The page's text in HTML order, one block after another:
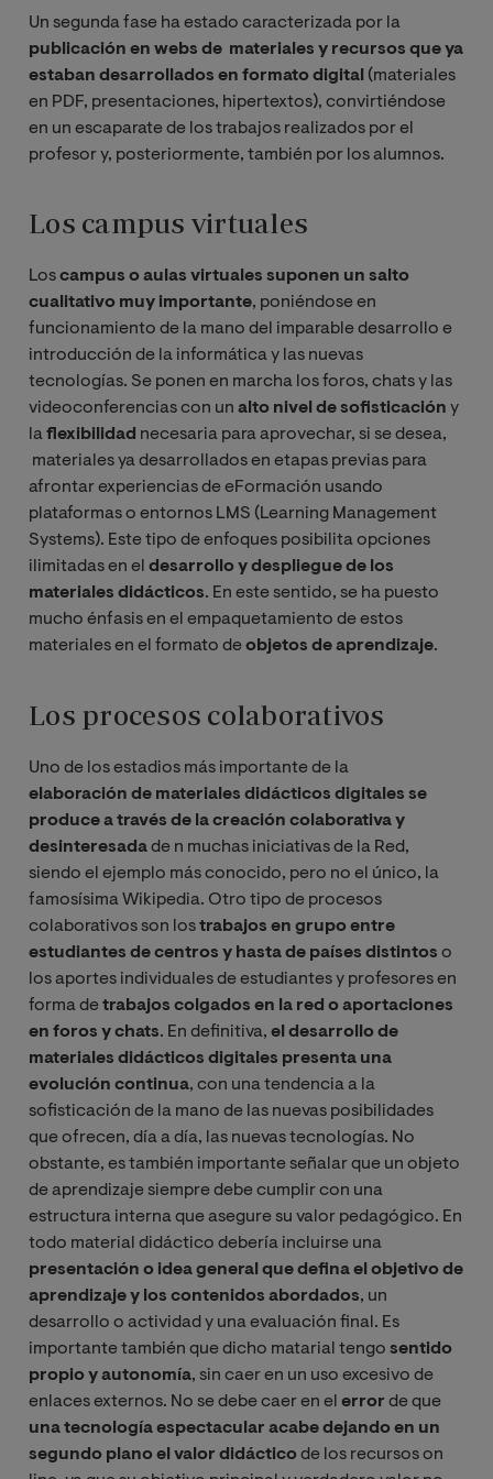
Un segunda fase ha estado caracterizada por la
publicación en webs de materiales y recursos que ya
estaban desarrollados en formato digital (materiales
en PDF, presentaciones, hipertextos), convirtiéndose
en un escaparate de los trabajos realizados por el
profesor y, posteriormente, también por los alumnos.
Los campus virtuales
Loscampus o aulas virtuales suponen un salto
cualitativo muy importante, poniéndose en
funcionamiento de la mano del imparable desarrollo e
introducción de la informática y las nuevas
tecnologías. Se ponen en marcha los foros, chats y las
videoconferencias con un alto nivel de sofisticación y
laflexibilidad necesaria para aprovechar, si se desea,
materiales ya desarrollados en etapas previas para
afrontar experiencias de eFormación usando
plataformas o entornos LMS (Learning Management
Systems). Este tipo de enfoques posibilita opciones
ilimitadas en el desarrollo y despliegue de los
materiales didácticos. En este sentido, se ha puesto
mucho énfasis en el empaquetamiento de estos
materiales en el formato deobjetos de aprendizaje.
Los procesos colaborativos
Uno de los estadios más importante de la
elaboración de materiales didácticos digitales se
produce a través de la creación colaborativa y
desinteresadade n muchas iniciativas de la Red,
siendo el ejemplo más conocido, pero no el único, la
famosísima Wikipedia. Otro tipo de procesos
colaborativos son lostrabajos en grupo entre
estudiantes de centros y hasta de países distintos o
los aportes individuales de estudiantes y profesores en
forma detrabajos colgados en la red o aportaciones
en foros y chats. En definitiva, el desarrollo de
materiales didácticos digitales presenta una
evolución continua, con una tendencia a la
sofisticación de la mano de las nuevas posibilidades
que ofrecen, día a día, las nuevas tecnologías. No
obstante, es también importante señalar que un objeto
de aprendizaje siempre debe cumplir con una
estructura interna que asegure su valor pedagógico. En
todo material didáctico debería incluirse una
presentación o idea general que defina el objetivo de
aprendizaje y los contenidos abordados, un
desarrollo o actividad y una evaluación final. Es
importante también que dicho matarial tengo sentido
propio y autonomía, sin caer en un uso excesivo de
enlaces externos. No se debe caer en el error de que
una tecnología espectacular acabe dejando en un
segundo plano el valor didácticode los recursos on